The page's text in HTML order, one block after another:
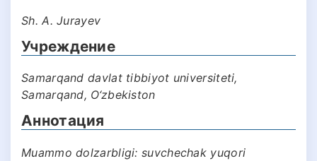
Sh. A. Jurayev
Учреждение
Samarqand davlat tibbiyot universiteti,
Samarqand, O‘zbekiston
Аннотация
Muammo dolzarbligi: suvchechak yuqori